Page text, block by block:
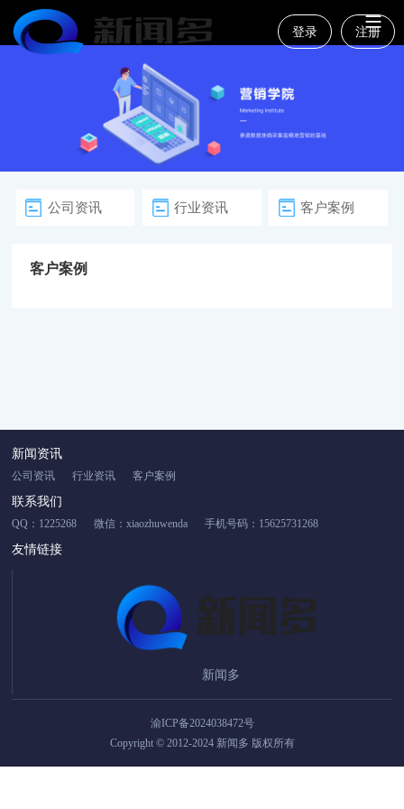
登录 注册
公司资讯 行业资讯 客户案例
客户案例
新闻资讯
公司资讯 行业资讯 客户案例
联系我们
QQ：1225268 微信：xiaozhuwenda 手机号码：15625731268
友情链接
新闻多
渝ICP备2024038472号
Copyright © 2012-2024 新闻多 版权所有